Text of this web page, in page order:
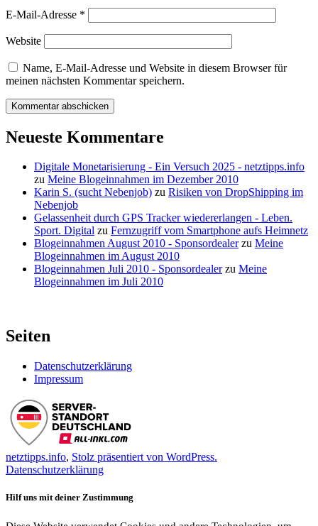
E-Mail-Adresse *
Website
Name, E-Mail-Adresse und Website in diesem Browser für
meinen nächsten Kommentar speichern.
Neueste Kommentare
Digitale Monetarisierung - Ein Versuch 2025 - netztipps.info
zu Meine Blogeinnahmen im Dezember 2010
Karin S. (sucht Nebenjob) zu Risiken von DropShipping im
Nebenjob
Gelassenheit durch GPS Tracker wiedererlangen - Leben.
Sport. Digital zu Fernzugriff vom Smartphone aufs Heimnetz
Blogeinnahmen August 2010 - Sponsordealerzu Meine
Blogeinnahmen im August 2010
Blogeinnahmen Juli 2010 - Sponsordealerzu Meine
Blogeinnahmen im Juli 2010
Seiten
Datenschutzerklärung
Impressum
netztipps.info, Stolz präsentiert von WordPress.
Datenschutzerklärung
Hilf uns mit deiner Zustimmung